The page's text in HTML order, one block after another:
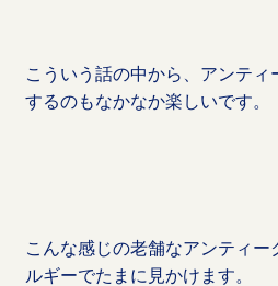
こういう話の中から、アンティ
するのもなかなか楽しいです。
こんな感じの老舗なアンティ
ルギーでたまに見かけます。